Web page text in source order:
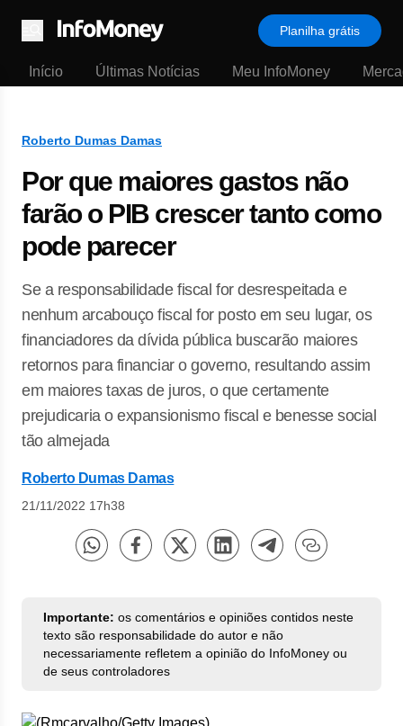
Menu
Planilha grátis
Início Últimas Notícias Meu InfoMoney
Roberto Dumas Damas
Por que maiores gastos não
farão o PIB crescer tanto como
pode parecer
Se a responsabilidade fiscal for desrespeitada e
nenhum arcabouço fiscal for posto em seu lugar, os
financiadores da dívida pública buscarão maiores
retornos para financiar o governo, resultando assim
em maiores taxas de juros, o que certamente
prejudicaria o expansionismo fiscal e benesse social
tão almejada
Roberto Dumas Damas
21/11/2022 17h38
Importante: os comentários e opiniões contidos neste
texto são responsabilidade do autor e não
necessariamente refletem a opinião do InfoMoney ou
de seus controladores